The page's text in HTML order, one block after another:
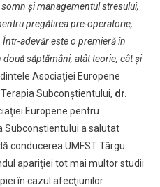
şi managementul stresului,
pregătirea pre-operatorie,
adevăr este o premieră în
săptămâni, atât teorie, cât şi
Asociaţiei Europene
Subconştientului, dr.
Europene pentru
Subconştientului a salutat
conducerea UMFST Târgu
apariţiei tot mai multor studii
în cazul afecţiunilor